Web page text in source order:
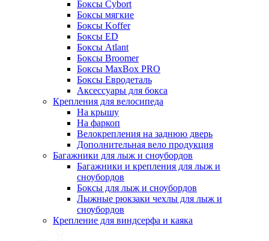
Боксы Cybort
Боксы мягкие
Боксы Koffer
Боксы ED
Боксы Atlant
Боксы Broomer
Боксы MaxBox PRO
Боксы Евродеталь
Аксессуары для бокса
Крепления для велосипеда
На крышу
На фаркоп
Велокрепления на заднюю дверь
Дополнительная вело продукция
Багажники для лыж и сноубордов
Багажники и крепления для лыж и
сноубордов
Боксы для лыж и сноубордов
Лыжные рюкзаки чехлы для лыж и
сноубордов
Крепление для виндсерфа и каяка